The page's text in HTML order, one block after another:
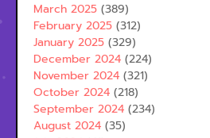
March 2025 (389)
February 2025 (312)
January 2025 (329)
December 2024 (224)
November 2024 (321)
October 2024 (218)
September 2024 (234)
August 2024 (35)